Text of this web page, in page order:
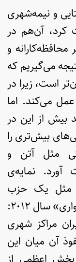
و نیمه‌شهری
کرد، آن‌هم در
و
می‌گیریم که
است، زیرا در
می‌کند. اما
بیش از این در
بیش‌تری را
مثل آتن و
آورد. نمایه‌ی
مثل یک حزب
«بین‌طبقاتی» است، بدون «ناهمواری» سال ۲۰۱۲:
مراکز شهری
آن میان این